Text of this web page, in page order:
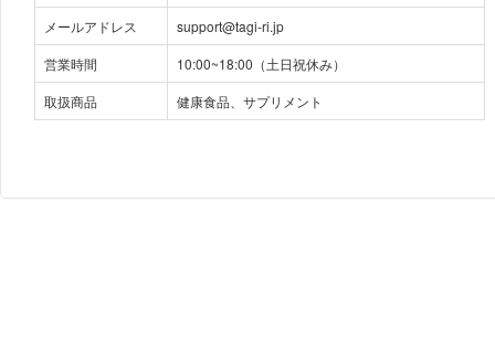
メールアドレス
support@tagi-ri.jp
営業時間
10:00~18:00（土日祝休み）
取扱商品
健康食品、サプリメント